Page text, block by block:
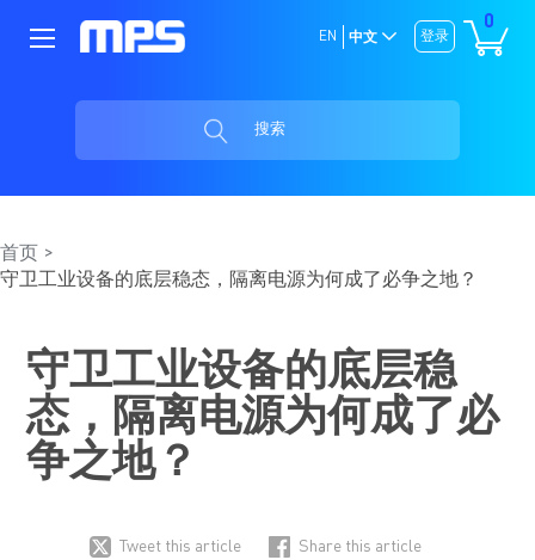
0
登录
EN 中文
搜索
首页
守卫工业设备的底层稳态，隔离电源为何成了必争之地？
守卫工业设备的底层稳
态，隔离电源为何成了必
争之地？
Tweet this article Share this article